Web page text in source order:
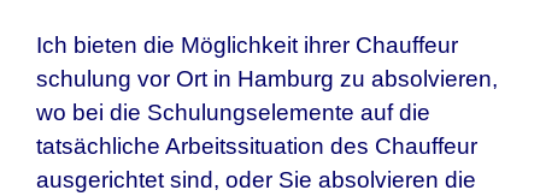
Ich bieten die Möglichkeit ihrer Chauffeur
schulung vor Ort in Hamburg zu absolvieren,
wo bei die Schulungselemente auf die
tatsächliche Arbeitssituation des Chauffeur
ausgerichtet sind, oder Sie absolvieren die